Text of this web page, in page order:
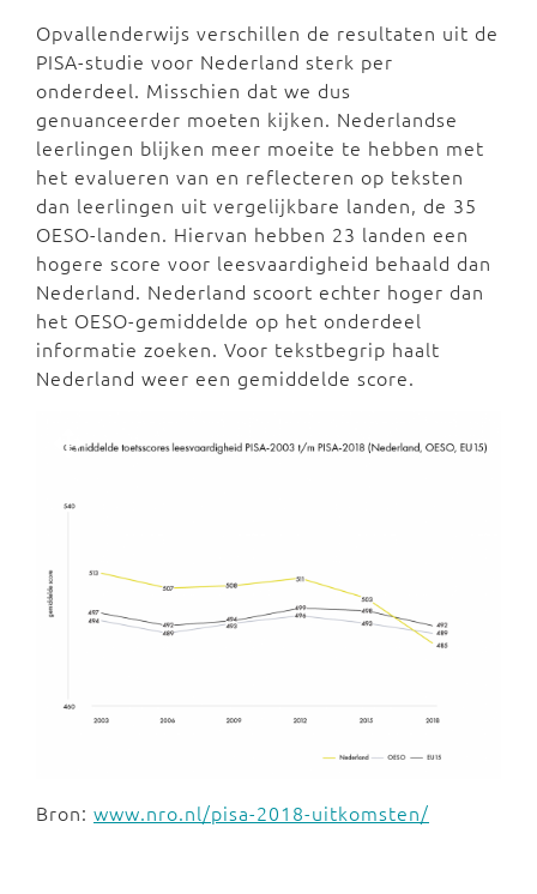
Opvallenderwijs verschillen de resultaten uit de
PISA-studie voor Nederland sterk per
onderdeel. Misschien dat we dus
genuanceerder moeten kijken. Nederlandse
leerlingen blijken meer moeite te hebben met
het evalueren van en reflecteren op teksten
dan leerlingen uit vergelijkbare landen, de 35
OESO-landen. Hiervan hebben 23 landen een
hogere score voor leesvaardigheid behaald dan
Nederland. Nederland scoort echter hoger dan
het OESO-gemiddelde op het onderdeel
informatie zoeken. Voor tekstbegrip haalt
Nederland weer een gemiddelde score.
Bron: www.nro.nl/pisa-2018-uitkomsten/